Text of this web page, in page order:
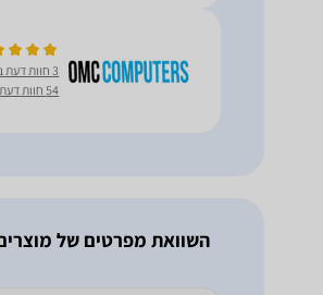
3 חוות דעת בשנה האחרונה
54 חוות דעת בסך הכל
השוואת מפרטים של